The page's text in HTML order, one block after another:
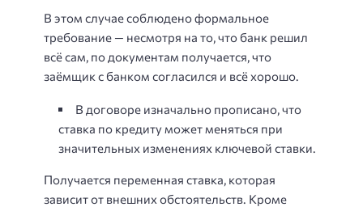
В этом случае соблюдено формальное
требование — несмотря на то, что банк решил
всё сам, по документам получается, что
заёмщик с банком согласился и всё хорошо.
В договоре изначально прописано, что
ставка по кредиту может меняться при
значительных изменениях ключевой ставки.
Получается переменная ставка, которая
зависит от внешних обстоятельств. Кроме